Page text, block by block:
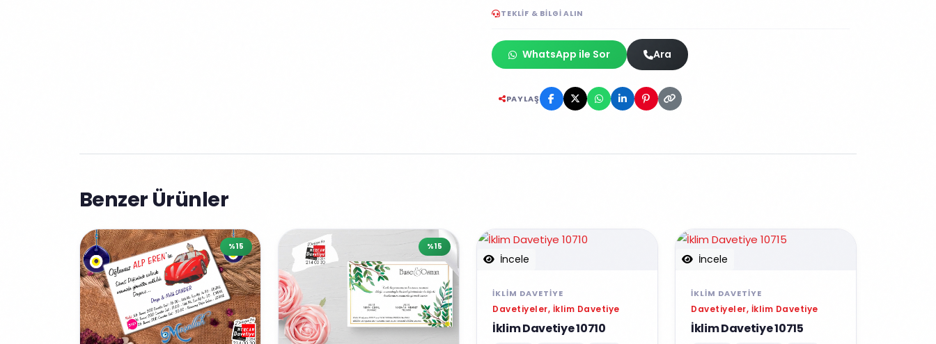
TEKLIF & BILGI ALIN
WhatsApp ile Sor Ara
PAYLAŞ
Benzer Ürünler
%15 %15
İncele
İKLIM DAVETIYE
Davetiyeler, İklim Davetiye
İklim Davetiye 10710
İncele
İKLIM DAVETIYE
Davetiyeler, İklim Davetiye
İklim Davetiye 10715